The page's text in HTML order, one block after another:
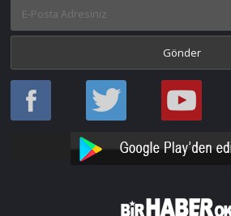
Haber
Oku
Haber
Oku
Bir
Haber
YouTube